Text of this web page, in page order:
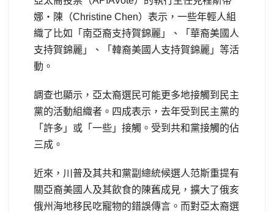
娜‧陳（Christine Chen）表示，一些年輕人組
織了比如「南亞裔支持賀錦麗」、「華裔美國人
支持賀錦麗」、「韓裔美國人支持賀錦麗」等活
動。
調查也顯示，亞太裔選民可能更多地接觸到民主
黨的活動組織者。四成表示，去年受到民主黨的
「許多」或「一些」接觸。受到共和黨接觸的佔
三成。
近來，川普及其共和黨副總統候選人范斯重提有
關亞裔美國人及其飲食的陳舊成見，擴大了俄亥
俄州海地移民吃寵物的錯誤傳言。而對亞太裔選